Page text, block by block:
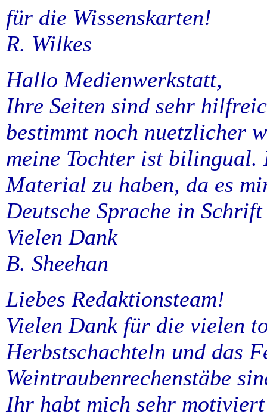
für die Wissenskarten!
R. Wilkes
Hallo Medienwerkstatt,
Ihre Seiten sind sehr
bestimmt noch nuetzlicher
meine Tochter ist
Material zu haben, da es
Deutsche Sprache in
Vielen Dank
B. Sheehan
Liebes Redaktionsteam!
Vielen Dank für die vielen
Herbstschachteln und das
Weintraubenrechenstäbe
Ihr habt mich sehr